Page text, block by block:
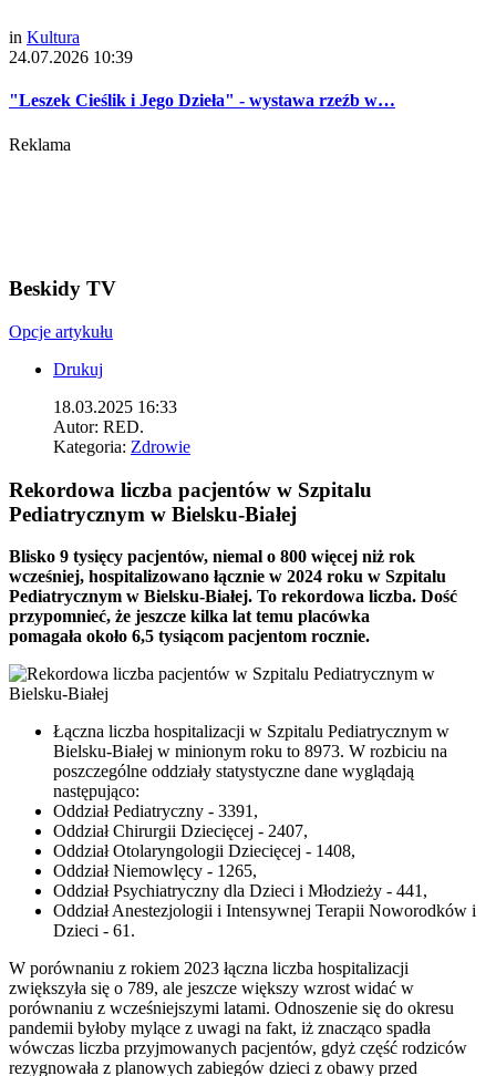
in Kultura
24.07.2026 10:39
"Leszek Cieślik i Jego Dzieła" - wystawa rzeźb w…
Reklama
Beskidy TV
Opcje artykułu
Drukuj
18.03.2025 16:33
Autor: RED.
Kategoria: Zdrowie
Rekordowa liczba pacjentów w Szpitalu
Pediatrycznym w Bielsku-Białej
Blisko 9 tysięcy pacjentów, niemal o 800 więcej niż rok
wcześniej, hospitalizowano łącznie w 2024 roku w Szpitalu
Pediatrycznym w Bielsku-Białej. To rekordowa liczba. Dość
przypomnieć, że jeszcze kilka lat temu placówka
pomagała około 6,5 tysiącom pacjentom rocznie.
Łączna liczba hospitalizacji w Szpitalu Pediatrycznym w
Bielsku-Białej w minionym roku to 8973. W rozbiciu na
poszczególne oddziały statystyczne dane wyglądają
następująco:
Oddział Pediatryczny - 3391,
Oddział Chirurgii Dziecięcej - 2407,
Oddział Otolaryngologii Dziecięcej - 1408,
Oddział Niemowlęcy - 1265,
Oddział Psychiatryczny dla Dzieci i Młodzieży - 441,
Oddział Anestezjologii i Intensywnej Terapii Noworodków i
Dzieci - 61.
W porównaniu z rokiem 2023 łączna liczba hospitalizacji
zwiększyła się o 789, ale jeszcze większy wzrost widać w
porównaniu z wcześniejszymi latami. Odnoszenie się do okresu
pandemii byłoby mylące z uwagi na fakt, iż znacząco spadła
wówczas liczba przyjmowanych pacjentów, gdyż część rodziców
rezygnowała z planowych zabiegów dzieci z obawy przed